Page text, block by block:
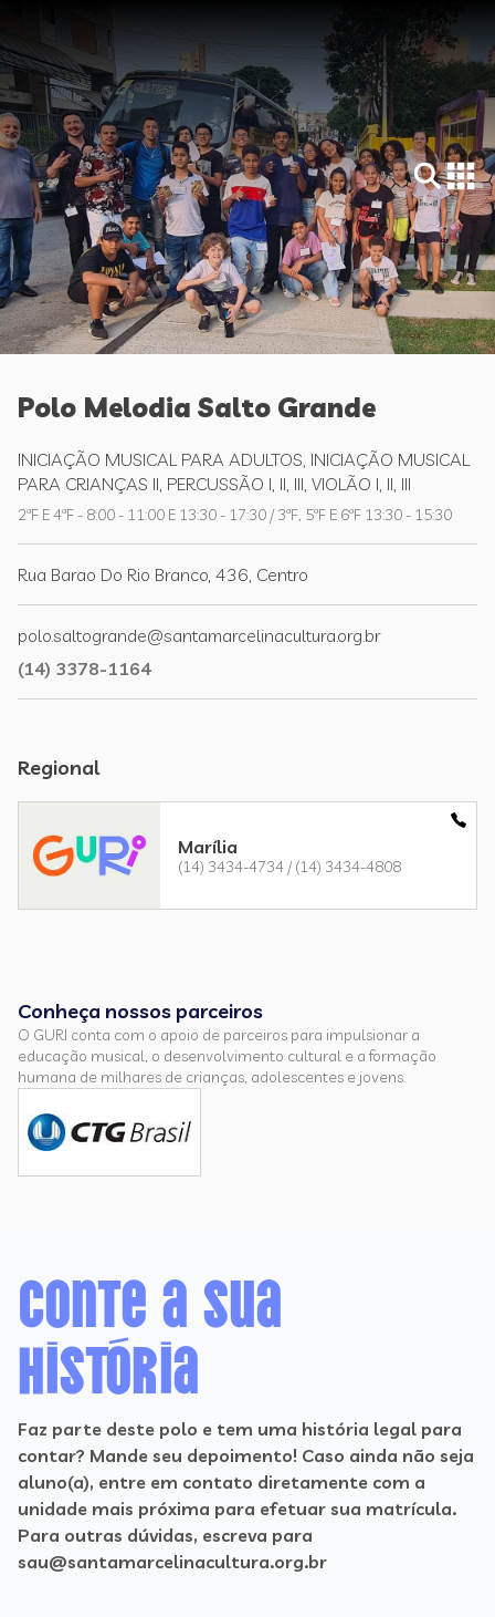
Polo Melodia Salto Grande
INICIAÇÃO MUSICAL PARA ADULTOS, INICIAÇÃO MUSICAL
PARA CRIANÇAS II, PERCUSSÃO I, II, III, VIOLÃO I, II, III
2ªF E 4ªF - 8:00 - 11:00 E 13:30 - 17:30 / 3ªF, 5ªF E 6ªF 13:30 - 15:30
Rua Barao Do Rio Branco, 436, Centro
polo.saltogrande@santamarcelinacultura.org.br
(14) 3378-1164
Regional
Marília
(14) 3434-4734 / (14) 3434-4808
Conheça nossos parceiros
O GURI conta com o apoio de parceiros para impulsionar a
educação musical, o desenvolvimento cultural e a formação
humana de milhares de crianças, adolescentes e jovens.
Conte a sua
história
Faz parte deste polo e tem uma história legal para
contar? Mande seu depoimento! Caso ainda não seja
aluno(a), entre em contato diretamente com a
unidade mais próxima para efetuar sua matrícula.
Para outras dúvidas, escreva para
sau@santamarcelinacultura.org.br